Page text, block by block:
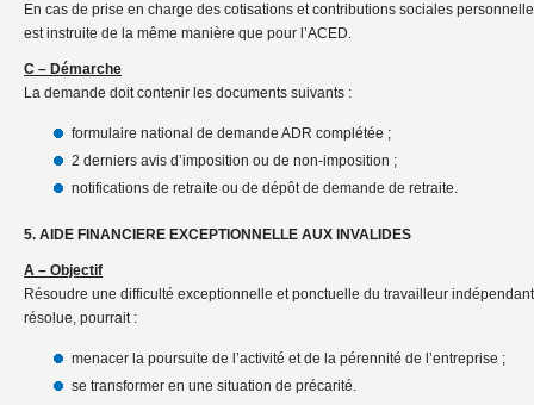
En cas de prise en charge des cotisations et contributions sociales
est instruite de la même manière que pour l’ACED.
C – Démarche
La demande doit contenir les documents suivants :
formulaire national de demande ADR complétée ;
2 derniers avis d’imposition ou de non-imposition ;
notifications de retraite ou de dépôt de demande de retraite.
5. AIDE FINANCIERE EXCEPTIONNELLE AUX INVALIDES
A – Objectif
Résoudre une difficulté exceptionnelle et ponctuelle du travailleur
résolue, pourrait :
menacer la poursuite de l’activité et de la pérennité de l’entreprise ;
se transformer en une situation de précarité.